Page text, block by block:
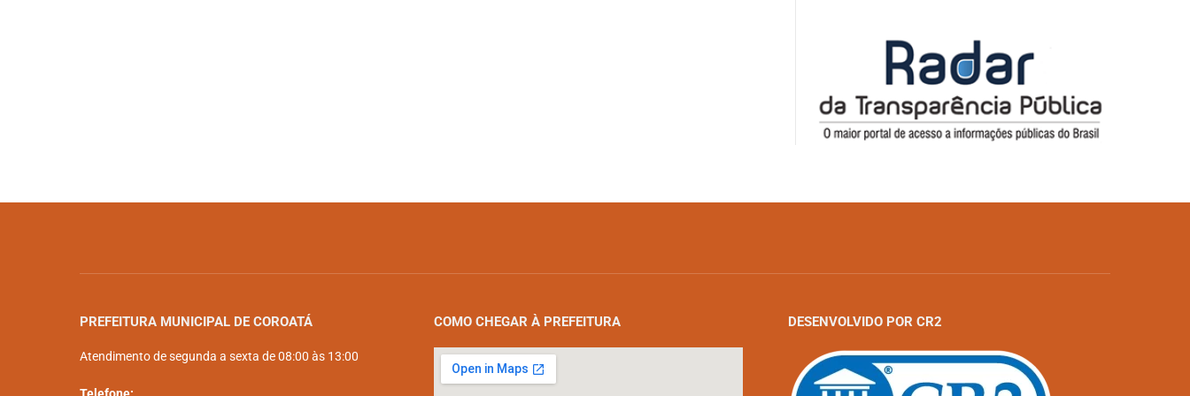
PREFEITURA MUNICIPAL DE COROATÁ
Atendimento de segunda a sexta de 08:00 às 13:00
COMO CHEGAR À PREFEITURA DESENVOLVIDO POR CR2